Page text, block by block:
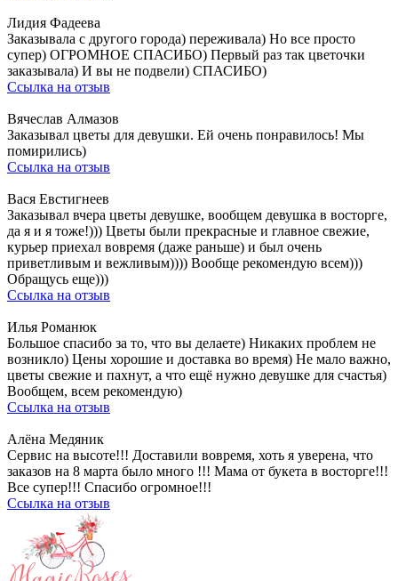
Лидия Фадеева
Заказывала с другого города) переживала) Но все просто
супер) ОГРОМНОЕ СПАСИБО) Первый раз так цветочки
заказывала) И вы не подвели) СПАСИБО)
Ссылка на отзыв
Вячеслав Алмазов
Заказывал цветы для девушки. Ей очень понравилось! Мы
помирились)
Ссылка на отзыв
Вася Евстигнеев
Заказывал вчера цветы девушке, вообщем девушка в восторге,
да я и я тоже!))) Цветы были прекрасные и главное свежие,
курьер приехал вовремя (даже раньше) и был очень
приветливым и вежливым)))) Вообще рекомендую всем)))
Обращусь еще)))
Ссылка на отзыв
Илья Романюк
Большое спасибо за то, что вы делаете) Никаких проблем не
возникло) Цены хорошие и доставка во время) Не мало важно,
цветы свежие и пахнут, а что ещё нужно девушке для счастья)
Вообщем, всем рекомендую)
Ссылка на отзыв
Алёна Медяник
Сервис на высоте!!! Доставили вовремя, хоть я уверена, что
заказов на 8 марта было много !!! Мама от букета в восторге!!!
Все супер!!! Спасибо огромное!!!
Ссылка на отзыв